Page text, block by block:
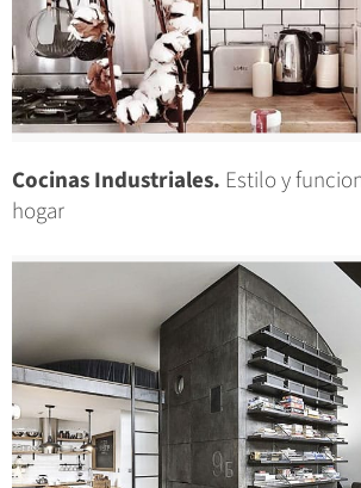
Cocinas Industriales. Estilo y
hogar